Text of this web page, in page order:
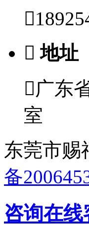

 地址
广东
室
东莞市赐
备
咨询在线